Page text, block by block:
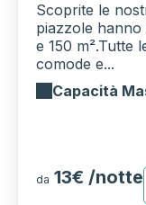
Scoprite le
piazzole
e 150 m².Tutte
comode e...
Capacità
da 13€ /notte